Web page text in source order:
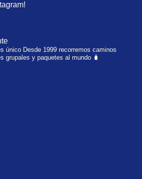
único Desde 1999 recorremos caminos
grupales y paquetes al mundo 🧳